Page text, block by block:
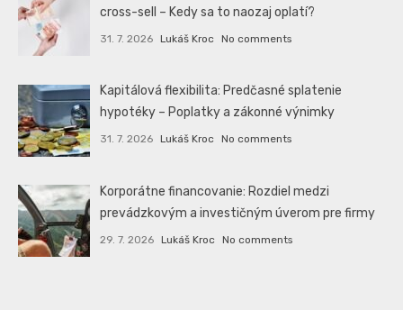
cross-sell – Kedy sa to naozaj oplatí?
31. 7. 2026 Lukáš Kroc No comments
Kapitálová flexibilita: Predčasné splatenie
hypotéky – Poplatky a zákonné výnimky
31. 7. 2026 Lukáš Kroc No comments
Korporátne financovanie: Rozdiel medzi
prevádzkovým a investičným úverom pre firmy
29. 7. 2026 Lukáš Kroc No comments